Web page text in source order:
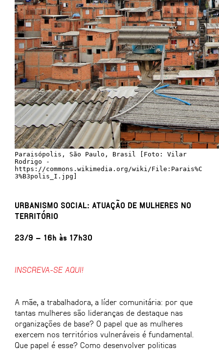
Paraisópolis, São Paulo, Brasil [Foto: Vilar
Rodrigo -
https://commons.wikimedia.org/wiki/File:Parais%C
3%B3polis_I.jpg]
URBANISMO SOCIAL: ATUAÇÃO DE MULHERES NO
TERRITÓRIO
23/9 – 16h às 17h30
INSCREVA-SE AQUI!
A mãe, a trabalhadora, a líder comunitária: por que
tantas mulheres são lideranças de destaque nas
organizações de base? O papel que as mulheres
exercem nos territórios vulneráveis é fundamental.
Que papel é esse? Como desenvolver politicas